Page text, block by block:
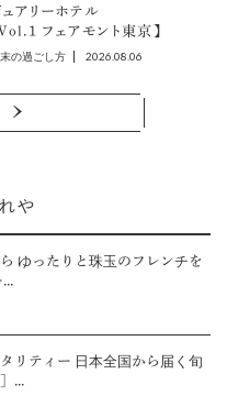
ュアリーホテル
Vol.1 フェアモント東京】
の過ごし方 2026.08.06
や
ゆったりと珠玉のフレンチを
リティー 日本全国から届く旬
...